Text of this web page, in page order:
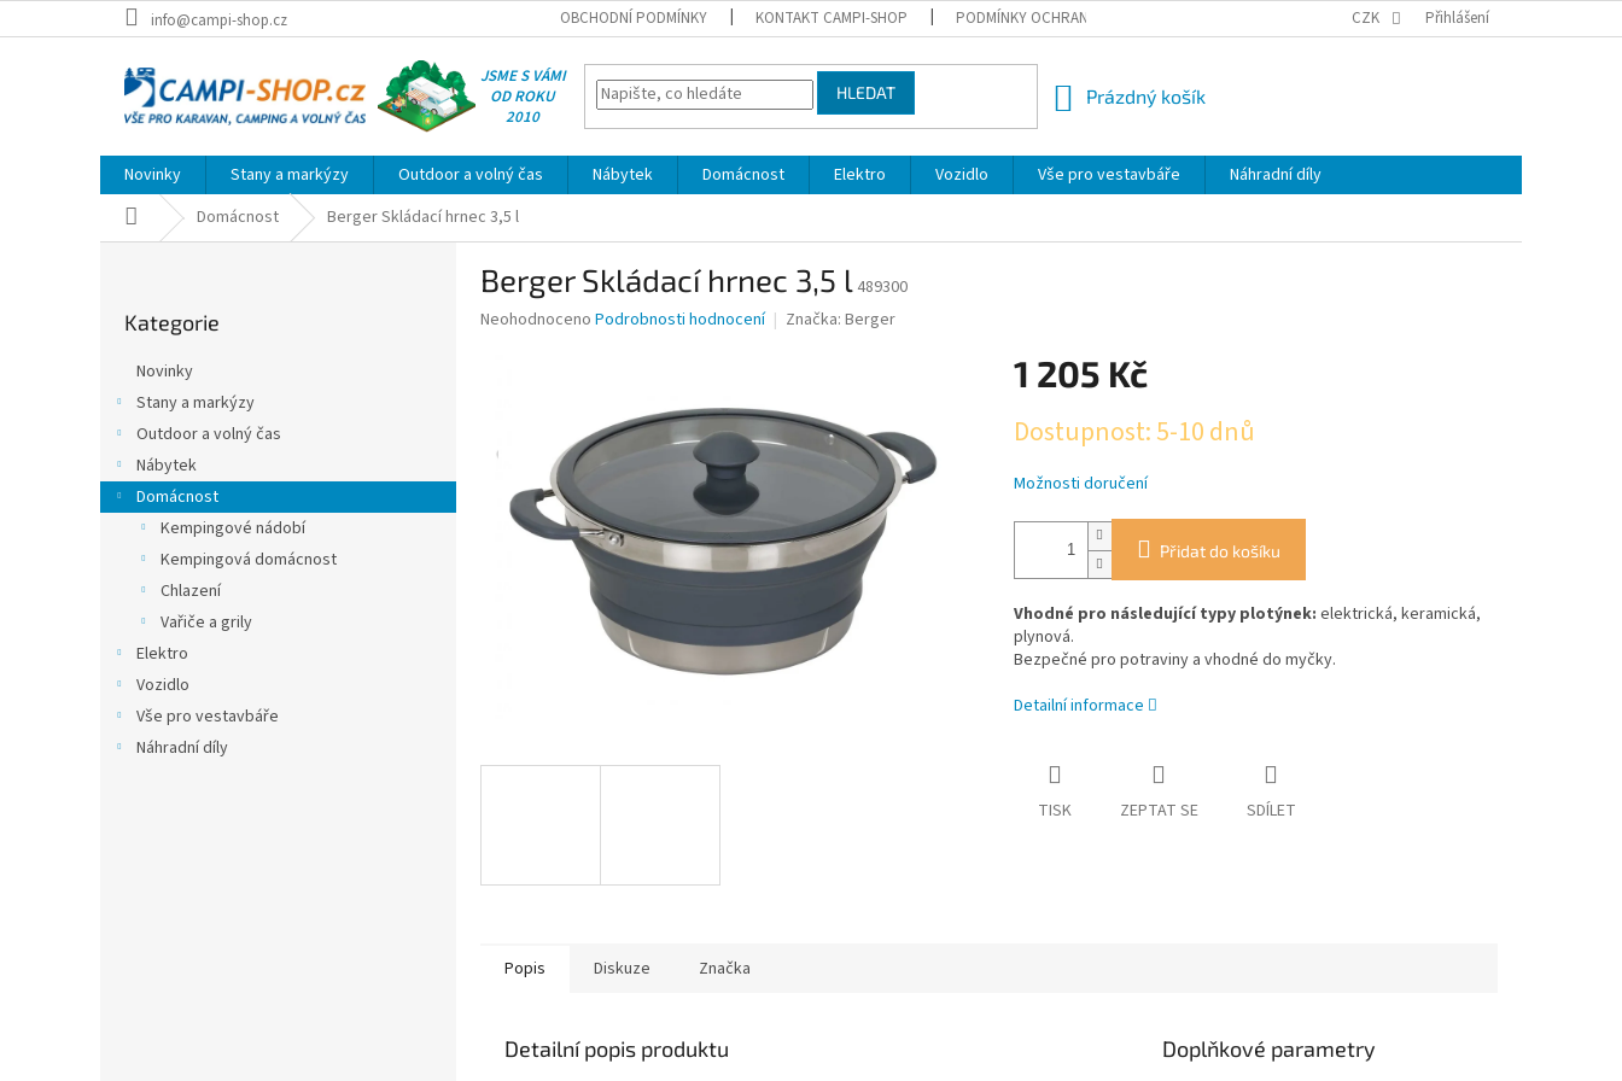
na
info@campi-shop.cz OBCHODNÍ PODMÍNKY KONTAKT CAMPI-SHOP PODMÍNKY OCHRANY OSOBNÍCH ÚDAJŮ REKLAMACE
CZK Přihlášení
JSME S VÁMI
OD ROKU
2010
HLEDAT
NÁKUPNÍ
Prázdný košík
Novinky Stany a markýzy Outdoor a volný čas Nábytek Domácnost Elektro Vozidlo Vše pro vestavbáře
Náhradní díly
Domů Domácnost Berger Skládací hrnec 3,5 l
a
kategorie
Kategorie
Novinky
Stany a markýzy
Outdoor a volný čas
Nábytek
Domácnost
Kempingové nádobí
Kempingová domácnost
Chlazení
Vařiče a grily
Elektro
Vozidlo
Vše pro vestavbáře
Náhradní díly
Berger Skládací hrnec 3,5 l 489300
Průměrné
hvězdiček.
Neohodnoceno Podrobnosti hodnocení Značka: Berger
1 205 Kč
cena:
Dostupnost: 5-10 dnů
Možnosti doručení
Přidat do košíku
Vhodné pro následující typy plotýnek: elektrická, keramická,
plynová.
Bezpečné pro potraviny a vhodné do myčky.
Detailní informace
TISK ZEPTAT SE SDÍLET
Popis Diskuze Značka
Detailní popis produktu Doplňkové parametry